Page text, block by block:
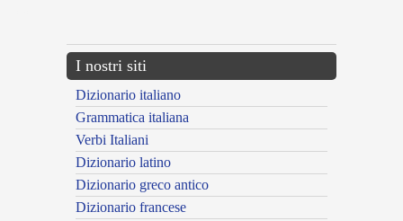
I nostri siti
Dizionario italiano
Grammatica italiana
Verbi Italiani
Dizionario latino
Dizionario greco antico
Dizionario francese